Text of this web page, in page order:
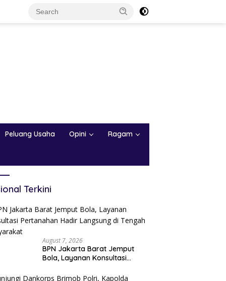
Peluang Usaha Opini Ragam
Terkini
August 7, 2026
BPN Jakarta Barat Jemput
Bola, Layanan Konsultasi
Tengah Masyarakat